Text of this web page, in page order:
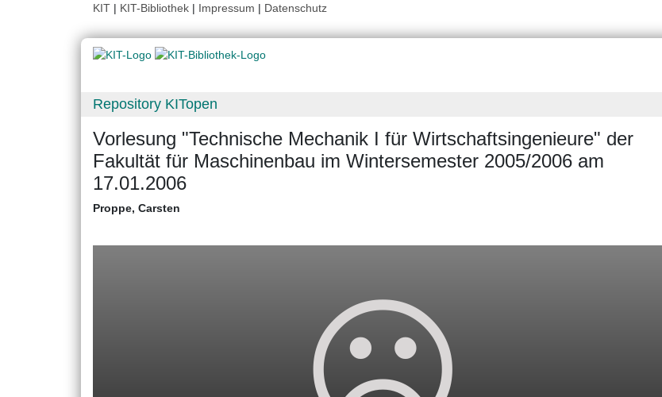
KIT | KIT-Bibliothek | Impressum | Datenschutz
Repository KITopen
Vorlesung "Technische Mechanik I für Wirtschaftsingenieure" der
Fakultät für Maschinenbau im Wintersemester 2005/2006 am
17.01.2006
Proppe, Carsten